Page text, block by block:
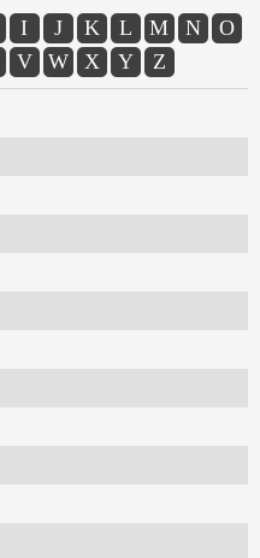
I J K L M N
O
V W X Y Z